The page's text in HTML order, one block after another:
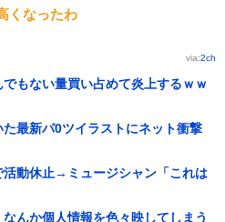
くなったわ
via:2ch
でもない量買い占めて炎上するｗｗ
た最新パ0ツイラストにネット衝撃
活動休止→ミュージシャン「これは
んか個人情報を色々映してしまう